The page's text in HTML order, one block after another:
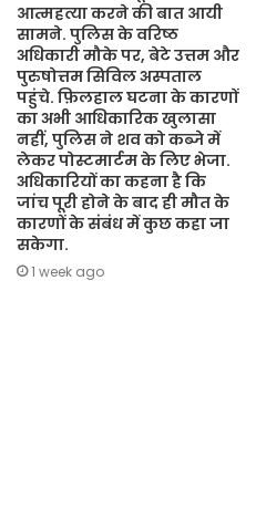
आत्महत्या करने की बात आयी
सामने. पुलिस के वरिष्ठ
अधिकारी मौके पर, बेटे उत्तम और
पुरुषोत्तम सिविल अस्पताल
पहुंचे. फ़िलहाल घटना के कारणों
का अभी आधिकारिक खुलासा
नहीं, पुलिस ने शव को कब्जे में
लेकर पोस्टमार्टम के लिए भेजा.
अधिकारियों का कहना है कि
जांच पूरी होने के बाद ही मौत के
कारणों के संबंध में कुछ कहा जा
सकेगा.
1 week ago